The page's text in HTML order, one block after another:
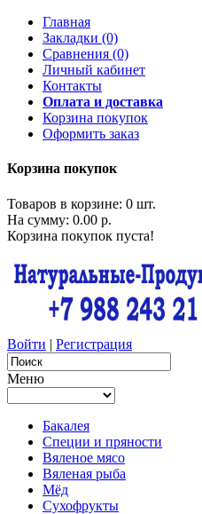
Главная
Закладки (0)
Сравнения (0)
Личный кабинет
Контакты
Оплата и доставка
Корзина покупок
Оформить заказ
Корзина покупок
Товаров в корзине: 0 шт.
На сумму: 0.00 р.
Корзина покупок пуста!
Войти | Регистрация
Меню
Бакалея
Специи и пряности
Вяленое мясо
Вяленая рыба
Мёд
Сухофрукты